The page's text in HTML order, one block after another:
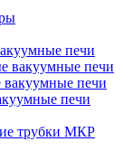
печи
вакуумные печи
вакуумные печи
печи
трубки МКР